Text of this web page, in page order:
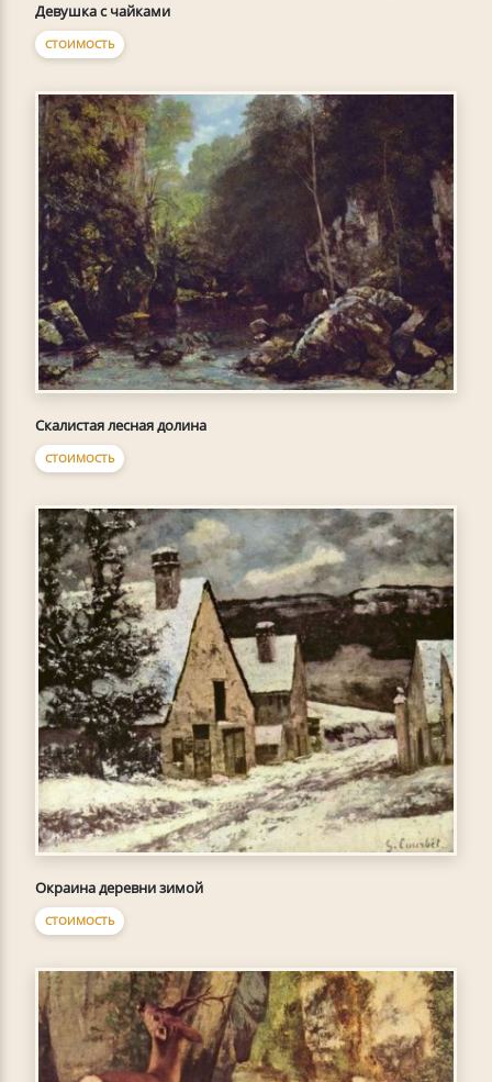
Девушка с чайками
СТОИМОСТЬ
Скалистая лесная долина
СТОИМОСТЬ
Окраина деревни зимой
СТОИМОСТЬ